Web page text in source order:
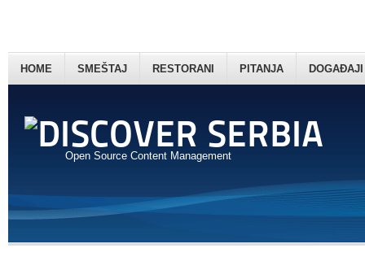
Open Source Content Management
HOME SMEŠTAJ RESTORANI PITANJA DOGAĐAJI